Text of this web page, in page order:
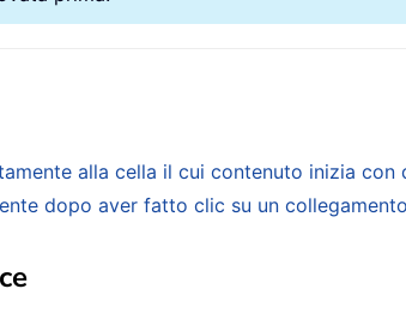
alla cella il cui contenuto inizia con
dopo aver fatto clic su un